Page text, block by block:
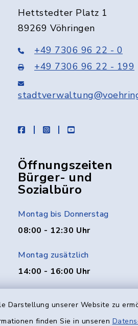
unserer Website zu
finden Sie in unseren
Hettstedter Platz 1
89269 Vöhringen
+49 7306 96 22 - 0
+49 7306 96 22 - 199
facebookinstagramyoutube
Öffnungszeiten
Bürger- und
Sozialbüro
Montag bis Donnerstag
08:00 - 12:30 Uhr
Montag zusätzlich
14:00 - 16:00 Uhr
14:00 - 18:00 Uhr